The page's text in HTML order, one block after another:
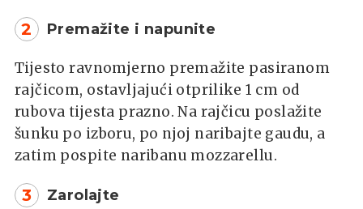
2 Premažite i napunite
Tijesto ravnomjerno premažite pasiranom
rajčicom, ostavljajući otprilike 1 cm od
rubova tijesta prazno. Na rajčicu poslažite
šunku po izboru, po njoj naribajte gaudu, a
zatim pospite naribanu mozzarellu.
3 Zarolajte